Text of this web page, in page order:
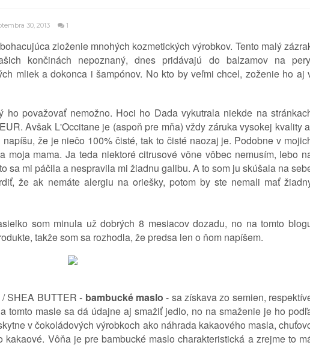
30, 2013 1
zloženie mnohých kozmetických výrobkov. Tento malý
končinách nepoznaný, dnes pridávajú do balzamov na
mliek a dokonca i šampónov. No kto by veľmi chcel, zoženie ho aj
považovať nemožno. Hoci ho Dada vykutrala niekde na
Avšak L'Occitane je (aspoň pre mňa) vždy záruka vysokej kvality a
že je niečo 100% čisté, tak to čisté naozaj je. Podobne v
moja mama. Ja teda niektoré citrusové vône vôbec nemusím, lebo
sa mi páčila a nespravila mi žiadnu galibu. A to som ju skúšala na
že ak nemáte alergiu na oriešky, potom by ste nemali mať
som minula už dobrých 8 mesiacov dozadu, no na tomto
takže som sa rozhodla, že predsa len o ňom napíšem.
SHEA BUTTER - bambucké maslo - sa získava zo semien,
tomto masle sa dá údajne aj smažiť jedlo, no na smaženie je ho
v čokoládových výrobkoch ako náhrada kakaového masla,
Vôňa je pre bambucké maslo charakteristická a zrejme to